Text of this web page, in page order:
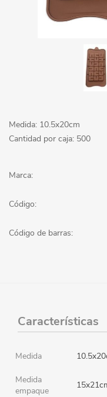
Medida: 10.5x20cm
Cantidad por caja: 500
Marca:
Código:
Código de barras:
Características
Medida
Medida
empaque